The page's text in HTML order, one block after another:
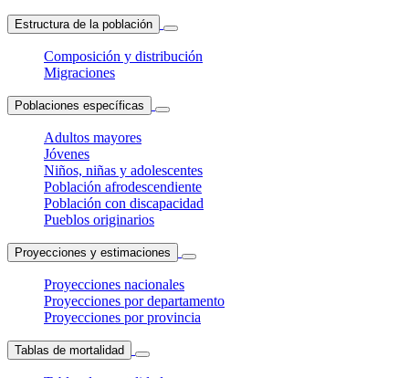
Estructura de la población
Composición y distribución
Migraciones
Poblaciones específicas
Adultos mayores
Jóvenes
Niños, niñas y adolescentes
Población afrodescendiente
Población con discapacidad
Pueblos originarios
Proyecciones y estimaciones
Proyecciones nacionales
Proyecciones por departamento
Proyecciones por provincia
Tablas de mortalidad